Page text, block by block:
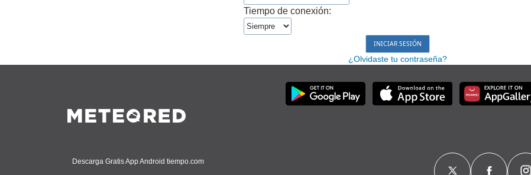
Tiempo de conexión:
¿Olvidaste tu contraseña?
Descarga Gratis App Android tiempo.com